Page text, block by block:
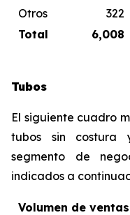
Otros
322
Total
6,008
Tubos
El siguiente cuadro
tubos sin costura
segmento de
indicados a
Volumen de ventas